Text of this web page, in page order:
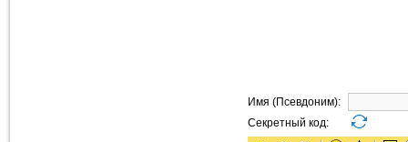
Имя (Псевдоним):
Секретный код: